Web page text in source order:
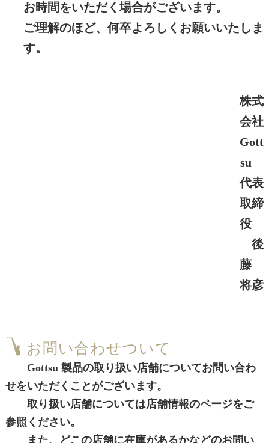
お時間をいただく場合がございます。
ご理解のほど、何卒よろしくお願いいたしま
す。
株式
会社
Gott
su
代表
取締
役
後
藤
将彦
お問い合わせついて
Gottsu 製品の取り扱い店舗についてお問い合わ
せをいただくことがございます。
取り扱い店舗については店舗情報のページをご
参照ください。
また、どこの店舗に在庫があるかなどのお問い